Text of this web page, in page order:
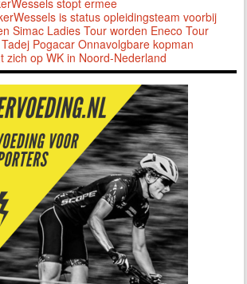
is status opleidingsteam voorbij
Simac Ladies Tour worden Eneco Tour
Pogacar Onnavolgbare kopman
zich op WK in Noord-Nederland